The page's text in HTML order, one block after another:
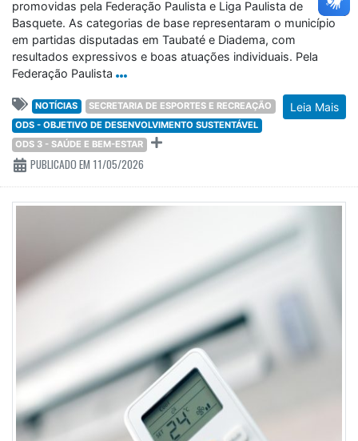
promovidas pela Federação Paulista e Liga Paulista de
Basquete. As categorias de base representaram o município
em partidas disputadas em Taubaté e Diadema, com
resultados expressivos e boas atuações individuais. Pela
Federação Paulista
Leia Mais
NOTÍCIAS
SECRETARIA DE ESPORTES E RECREAÇÃO
ODS - OBJETIVO DE DESENVOLVIMENTO SUSTENTÁVEL
ODS 3 - SAÚDE E BEM-ESTAR
PUBLICADO EM 11/05/2026